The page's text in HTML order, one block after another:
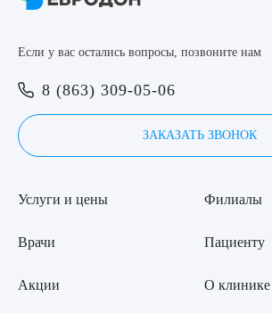
Если у вас остались вопросы, позвоните нам
8 (863) 309-05-06
ЗАКАЗАТЬ ЗВОНОК
Услуги и цены
Врачи
Акции
Филиалы
Пациенту
О клинике
ОТПРАВИТЬ
обработку персональных данных